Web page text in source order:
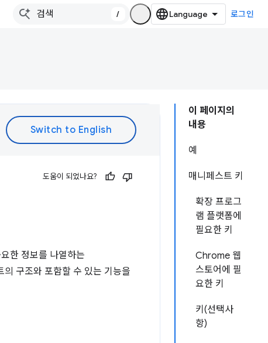
/ 로그인
이 페이지의
내용
예
매니페스트 키
확장 프로그
램 플랫폼에
필요한 키
Chrome 웹
스토어에 필
요한 키
키(선택사
항)
도움이 되었나요?
한 정보를 나열하는
구조와 포함할 수 있는 기능을